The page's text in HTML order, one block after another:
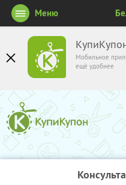
Мобильное
ещё удобнее
Меню